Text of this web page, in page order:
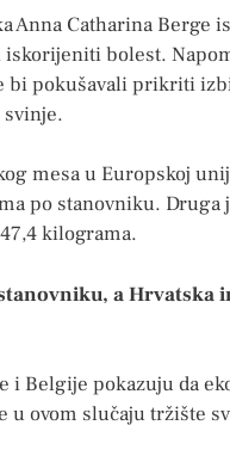
Anna Catharina Berge
bolest.
bi pokušavali prikriti
mesa u Europskoj
po stanovniku. Druga
kilograma.
a Hrvatska
i Belgije pokazuju da
ovom slučaju tržište